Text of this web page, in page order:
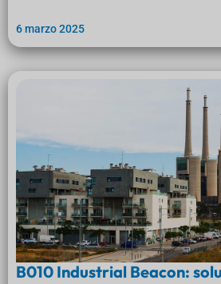
6 marzo 2025
B010 Industrial Beacon: